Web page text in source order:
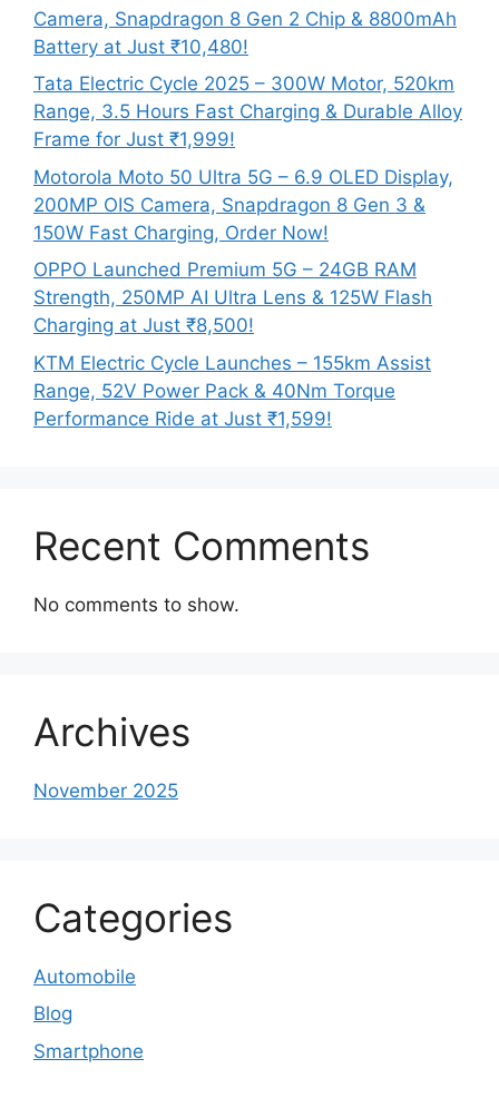
Camera, Snapdragon 8 Gen 2 Chip & 8800mAh
Battery at Just ₹10,480!
Tata Electric Cycle 2025 – 300W Motor, 520km
Range, 3.5 Hours Fast Charging & Durable Alloy
Frame for Just ₹1,999!
Motorola Moto 50 Ultra 5G – 6.9 OLED Display,
200MP OIS Camera, Snapdragon 8 Gen 3 &
150W Fast Charging, Order Now!
OPPO Launched Premium 5G – 24GB RAM
Strength, 250MP AI Ultra Lens & 125W Flash
Charging at Just ₹8,500!
KTM Electric Cycle Launches – 155km Assist
Range, 52V Power Pack & 40Nm Torque
Performance Ride at Just ₹1,599!
Recent Comments
No comments to show.
Archives
November 2025
Categories
Automobile
Blog
Smartphone